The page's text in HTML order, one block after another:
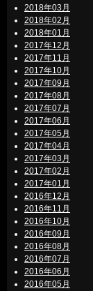
2018年03月
2018年02月
2018年01月
2017年12月
2017年11月
2017年10月
2017年09月
2017年08月
2017年07月
2017年06月
2017年05月
2017年04月
2017年03月
2017年02月
2017年01月
2016年12月
2016年11月
2016年10月
2016年09月
2016年08月
2016年07月
2016年06月
2016年05月